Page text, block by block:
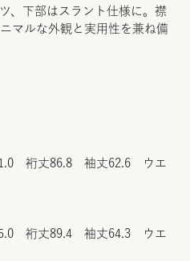
、下部はスラント仕様に。襟
マルな外観と実用性を兼ね備
裄丈86.8 袖丈62.6 ウエ
裄丈89.4 袖丈64.3 ウエ